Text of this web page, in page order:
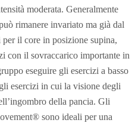
moderata. Generalmente
rimanere invariato ma già dal
per il core in posizione supina,
con il sovraccarico importante in
eseguire gli esercizi a basso
esercizi in cui la visione degli
della pancia. Gli
sono ideali per una